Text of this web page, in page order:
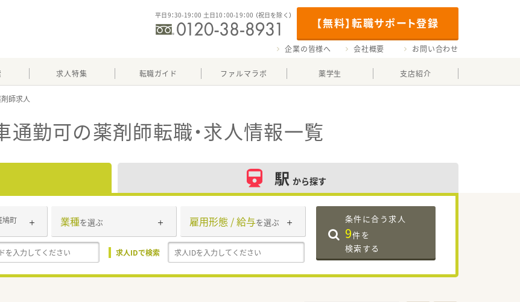
【無料】転職サポート登録
平日9：30-19：00 土日10：00-19：00 （祝日を除く）
企業の皆様へ 会社概要 お問い合わせ
求人特集 転職ガイド ファルマラボ 薬学生 支店紹介
通勤可の薬剤師転職・求人情報一覧
駅 から探す
鳩町 業種を選ぶ 雇用形態 / 給与を選ぶ
求人IDで検索
条件に合う求人
9件を
検索する